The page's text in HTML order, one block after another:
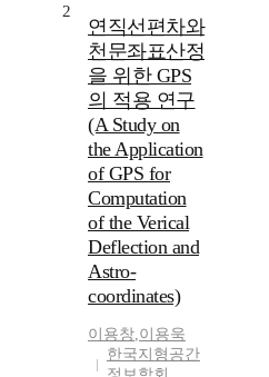
2
연직선편차와
천문좌표산정
을 위한 GPS
의 적용 연구
(A Study on
the Application
of GPS for
Computation
of the Verical
Deflection and
Astro-
coordinates)
이용창,이용욱
한국지형공간